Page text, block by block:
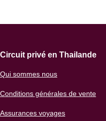
Circuit privé en Thailande
Qui sommes nous
Conditions générales de vente
Assurances voyages